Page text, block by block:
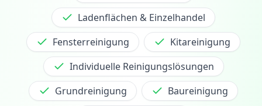
Ladenflächen & Einzelhandel
Fensterreinigung
Kitareinigung
Individuelle Reinigungslösungen
Grundreinigung
Baureinigung